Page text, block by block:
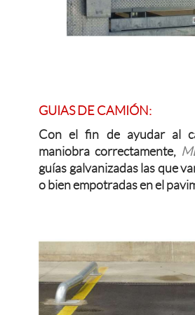
GUIAS DE CAMIÓN:
Con el fin de ayudar al
maniobra correctamente,
guías galvanizadas las que
o bien empotradas en el